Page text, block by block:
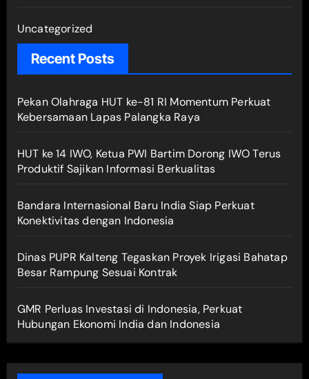
Uncategorized
Recent Posts
Pekan Olahraga HUT ke-81 RI Momentum Perkuat
Kebersamaan Lapas Palangka Raya
HUT ke 14 IWO, Ketua PWI Bartim Dorong IWO Terus
Produktif Sajikan Informasi Berkualitas
Bandara Internasional Baru India Siap Perkuat
Konektivitas dengan Indonesia
Dinas PUPR Kalteng Tegaskan Proyek Irigasi Bahatap
Besar Rampung Sesuai Kontrak
GMR Perluas Investasi di Indonesia, Perkuat
Hubungan Ekonomi India dan Indonesia